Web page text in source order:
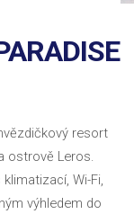
resort
ostrově Leros.
Wi-Fi,
výhledem do